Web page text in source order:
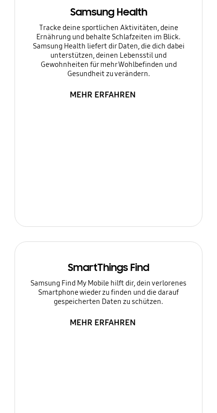
Samsung Health
Tracke deine sportlichen Aktivitäten, deine
Ernährung und behalte Schlafzeiten im Blick.
Samsung Health liefert dir Daten, die dich dabei
unterstützen, deinen Lebensstil und
Gewohnheiten für mehr Wohlbefinden und
Gesundheit zu verändern.
MEHR ERFAHREN
SmartThings Find
Samsung Find My Mobile hilft dir, dein verlorenes
Smartphone wieder zu finden und die darauf
gespeicherten Daten zu schützen.
MEHR ERFAHREN